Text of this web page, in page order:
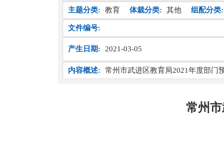
主题分类: 教育 体裁分类: 其他 组配分类:
文件编号:
产生日期: 2021-03-05
内容概述: 常州市武进区教育局2021年度部门
常州